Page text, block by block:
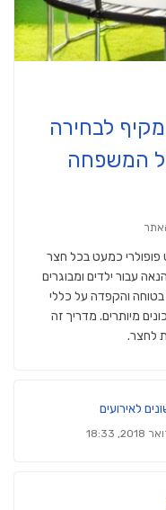
לבחירה
המשפחה
פופולרי כמעט בכל חצר
עבור ילדים ומבוגרים
והקפדה על כללי
מיותרים. מדריך זה
לחצר.
לאירועים